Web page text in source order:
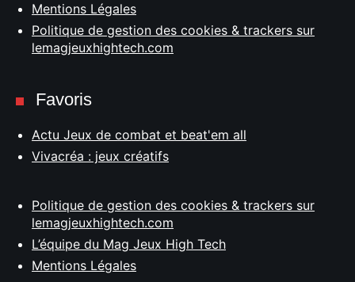
Mentions Légales
Politique de gestion des cookies & trackers sur
lemagjeuxhightech.com
Favoris
Actu Jeux de combat et beat'em all
Vivacréa : jeux créatifs
Politique de gestion des cookies & trackers sur
lemagjeuxhightech.com
L’équipe du Mag Jeux High Tech
Mentions Légales